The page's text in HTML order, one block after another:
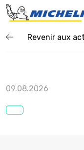
Revenir aux
09.08.2026